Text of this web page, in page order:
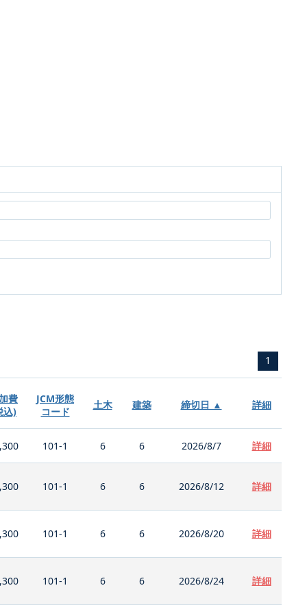
1
費
込)
JCM形態
コード
土木 建築 締切日 ▲ 詳細
101-1 6 6 2026/8/7 詳細
101-1 6 6 2026/8/12 詳細
101-1 6 6 2026/8/20 詳細
101-1 6 6 2026/8/24 詳細